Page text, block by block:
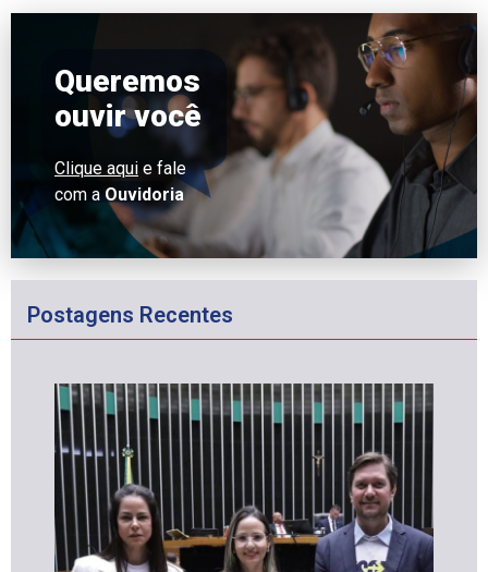
Queremos
ouvir você
Clique aqui e fale
com aOuvidoria
Postagens Recentes